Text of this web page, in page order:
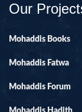
Our
Mohaddis Books
Mohaddis Fatwa
Mohaddis Forum